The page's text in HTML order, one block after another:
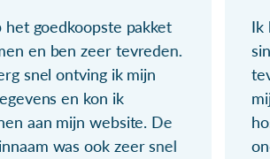
het goedkoopste pakket
en ben zeer tevreden.
snel ontving ik mijn
en kon ik
aan mijn website. De
was ook zeer snel
Ik